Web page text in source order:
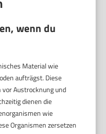
wenn du
Material wie
aufträgst. Diese
Austrocknung und
dienen die
wie
Organismen zersetzen